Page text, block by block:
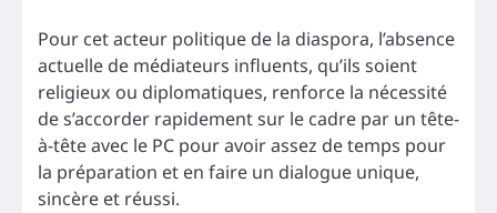
Pour cet acteur politique de la diaspora, l’absence
actuelle de médiateurs influents, qu’ils soient
religieux ou diplomatiques, renforce la nécessité
de s’accorder rapidement sur le cadre par un tête-
à-tête avec le PC pour avoir assez de temps pour
la préparation et en faire un dialogue unique,
sincère et réussi.